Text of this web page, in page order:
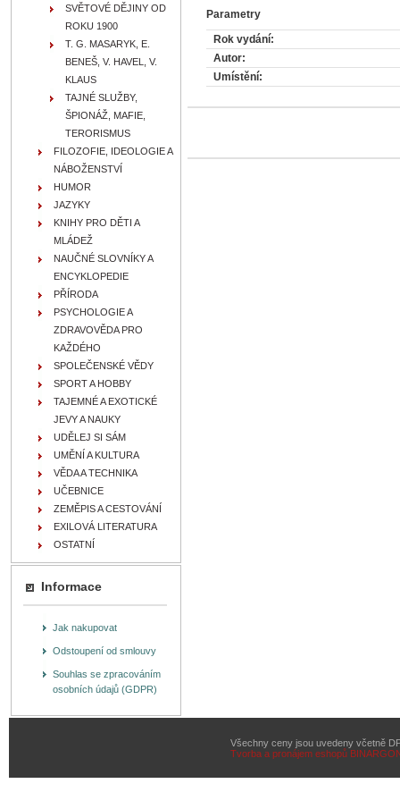
Parametry
Rok vydání:
Autor:
Umístění:
SVĚTOVÉ DĚJINY OD
ROKU 1900
T. G. MASARYK, E.
BENEŠ, V. HAVEL, V.
KLAUS
TAJNÉ SLUŽBY,
ŠPIONÁŽ, MAFIE,
TERORISMUS
FILOZOFIE, IDEOLOGIE A
NÁBOŽENSTVÍ
HUMOR
JAZYKY
KNIHY PRO DĚTI A
MLÁDEŽ
NAUČNÉ SLOVNÍKY A
ENCYKLOPEDIE
PŘÍRODA
PSYCHOLOGIE A
ZDRAVOVĚDA PRO
KAŽDÉHO
SPOLEČENSKÉ VĚDY
SPORT A HOBBY
TAJEMNÉ A EXOTICKÉ
JEVY A NAUKY
UDĚLEJ SI SÁM
UMĚNÍ A KULTURA
VĚDA A TECHNIKA
UČEBNICE
ZEMĚPIS A CESTOVÁNÍ
EXILOVÁ LITERATURA
OSTATNÍ
Informace
Jak nakupovat
Odstoupení od smlouvy
Souhlas se zpracováním
osobních údajů (GDPR)
Všechny ceny jsou uvedeny včetně
Tvorba a pronájem eshopů